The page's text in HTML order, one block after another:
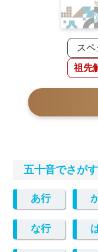
ス
祖先
五十音でさがす
あ行
な行